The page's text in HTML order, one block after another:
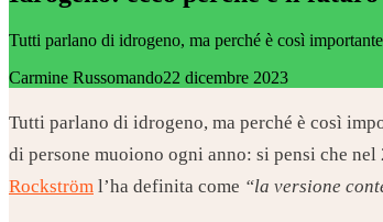
Tutti parlano di idrogeno, ma perché è così
Carmine Russomando22 dicembre 2023
Tutti parlano di idrogeno, ma perché è così
di persone muoiono ogni anno: si pensi che
Rockström l’ha definita come “la versione